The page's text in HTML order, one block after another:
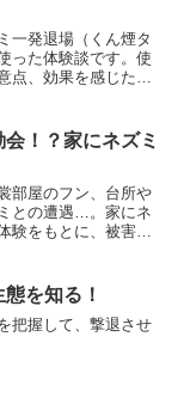
一発退場（くん煙タ
った体験談です。使
点、効果を感じたポ
！？家にネズミ
部屋のフン、台所や
との遭遇…。家にネ
験をもとに、被害の
を知る！
把握して、撃退させ